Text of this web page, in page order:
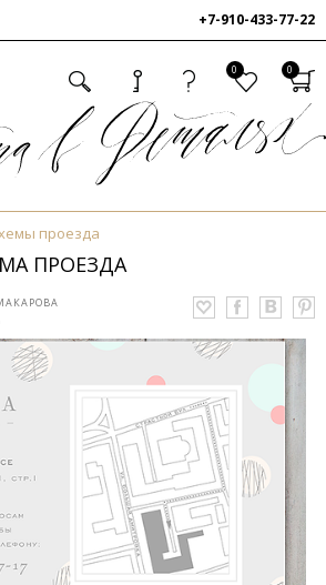
+7-910-433-77-22
0 0
проезда
ПРОЕЗДА